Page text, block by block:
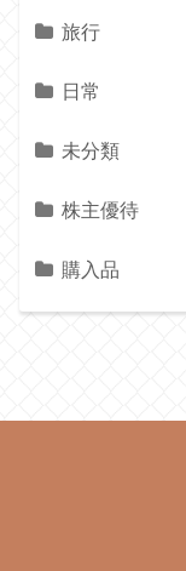
旅行
日常
未分類
株主優待
購入品